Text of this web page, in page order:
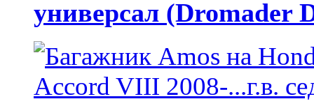
универсал (Dromader